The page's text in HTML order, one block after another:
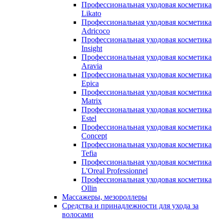
Профессиональная уходовая косметика
Likato
Профессиональная уходовая косметика
Adricoco
Профессиональная уходовая косметика
Insight
Профессиональная уходовая косметика
Aravia
Профессиональная уходовая косметика
Epica
Профессиональная уходовая косметика
Matrix
Профессиональная уходовая косметика
Estel
Профессиональная уходовая косметика
Concept
Профессиональная уходовая косметика
Tefia
Профессиональная уходовая косметика
L'Oreal Professionnel
Профессиональная уходовая косметика
Ollin
Массажеры, мезороллеры
Средства и принадлежности для ухода за
волосами